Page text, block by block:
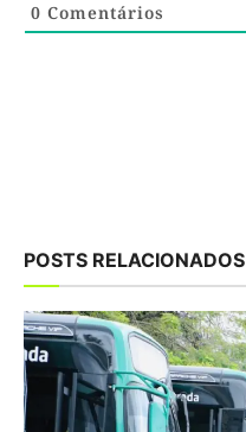
0 Comentários
POSTS RELACIONADOS